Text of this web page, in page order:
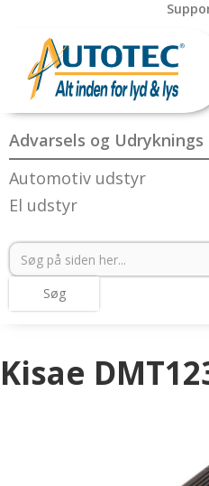
Advarsels og
Automotiv udstyr
El udstyr
Kisae